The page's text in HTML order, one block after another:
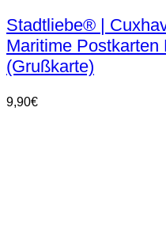
Stadtliebe® |
Maritime Postkarten
(Grußkarte)
9,90€